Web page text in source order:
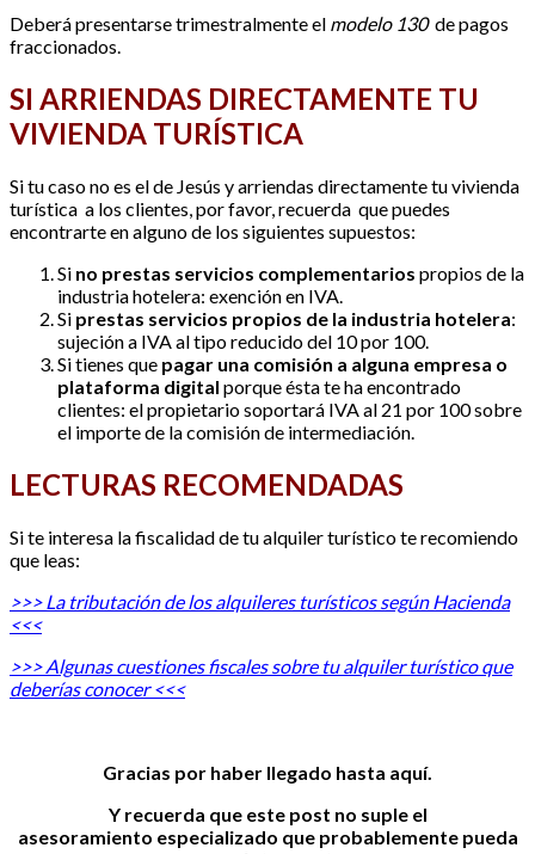
Deberá presentarse trimestralmente el modelo 130de pagos
fraccionados.
SI ARRIENDAS DIRECTAMENTE TU
VIVIENDA TURÍSTICA
Si tu caso no es el de Jesús y arriendas directamente tu vivienda
turística a los clientes, por favor, recuerda que puedes
encontrarte en alguno de los siguientes supuestos:
Si no prestas servicios complementarios propios de la
industria hotelera: exención en IVA.
Si prestas servicios propios de la industria hotelera:
sujeción a IVA al tipo reducido del 10 por 100.
Si tienes que pagar una comisión a alguna empresa o
plataforma digital porque ésta te ha encontrado
clientes: el propietario soportará IVA al 21 por 100 sobre
el importe de la comisión de intermediación.
LECTURAS RECOMENDADAS
Si te interesa la fiscalidad de tu alquiler turístico te recomiendo
que leas:
>>> La tributación de los alquileres turísticos según Hacienda
<<<
>>> Algunas cuestiones fiscales sobre tu alquiler turístico que
deberíasconocer<<<
Gracias por haber llegado hasta aquí.
Y recuerda que este post no suple el
asesoramiento especializado que probablemente pueda